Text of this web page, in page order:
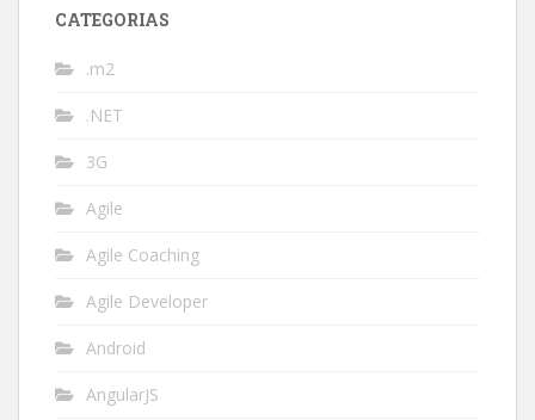
CATEGORIAS
.m2
.NET
3G
Agile
Agile Coaching
Agile Developer
Android
AngularJS